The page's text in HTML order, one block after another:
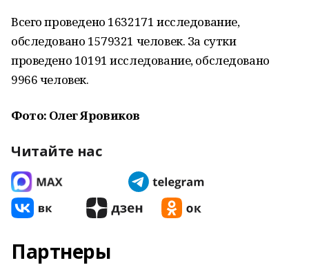
Всего проведено 1632171 исследование,
обследовано 1579321 человек. За сутки
проведено 10191 исследование, обследовано
9966 человек.
Фото: Олег Яровиков
Читайте нас
Партнеры